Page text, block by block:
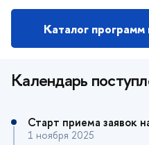
Каталог
Календарь
Старт приема заявок
1 ноября 2025